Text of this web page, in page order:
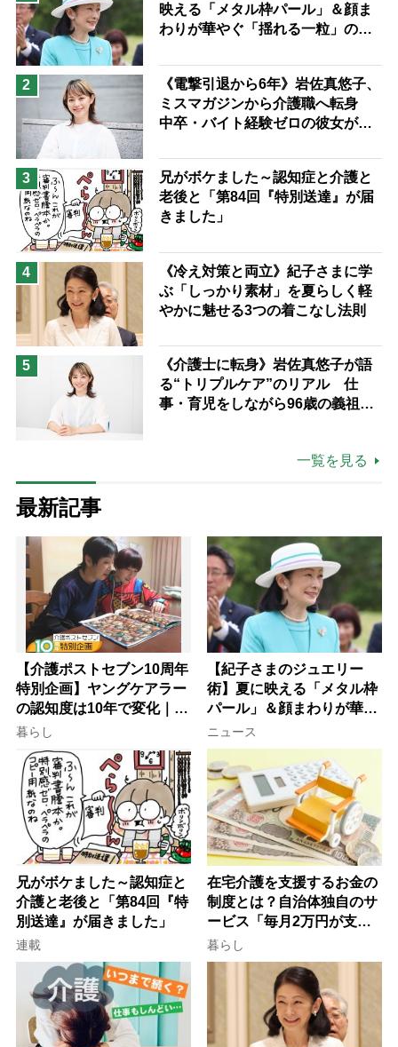
息子の遠距離介護サバイバル術
兄がボケました
予防法
映える「メタル枠パール」＆顔ま
わりが華やぐ「揺れる一粒」の使
2
《電撃引退から6年》岩佐真悠子、
ミスマガジンから介護職へ転身
中卒・バイト経験ゼロの彼女が見
ながら自分らしくいられる」
3
兄がボケました～認知症と介護と
老後と「第84回『特別送達』が届
きました」
4
《冷え対策と両立》紀子さまに学
ぶ「しっかり素材」を夏らしく軽
やかに魅せる3つの着こなし法則
5
《介護士に転身》岩佐真悠子が語
る“トリプルケア”のリアル 仕
事・育児をしながら96歳の義祖母
一覧を見る
最新記事
【介護ポストセブン10周年
特別企画】ヤングケアラー
の認知度は10年で変化｜流
行語大賞にノミネート、法
律にも明記されたが果たし
て現在は？
暮らし
【紀子さまのジュエリー
術】夏に映える「メタル枠
パール」＆顔まわりが華や
ぐ「揺れる一粒」の使い分
け方
ニュース
兄がボケました～認知症と
介護と老後と「第84回『特
別送達』が届きました」
連載
在宅介護を支援するお金の
制度とは？自治体独自のサ
ービス「毎月2万円が支給
される」ケースも【FP解
説】
暮らし